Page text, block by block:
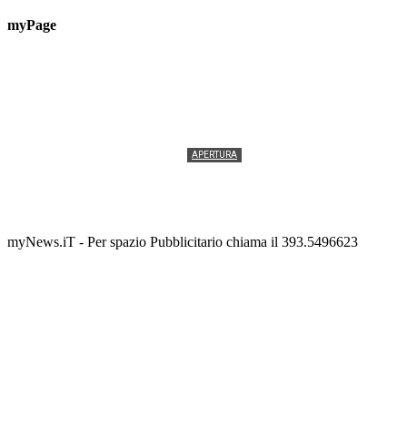
myPage
APERTURA
myNews.iT - Per spazio Pubblicitario chiama il 393.5496623